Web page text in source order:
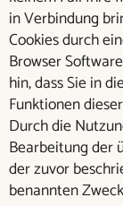
in Verbindung
Cookies durch
Browser
hin, dass Sie in
Funktionen
Durch die
Bearbeitung der
der zuvor
benannten